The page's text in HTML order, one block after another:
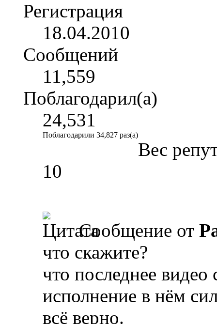
Регистрация
18.04.2010
Сообщений
11,559
Поблагодарил(а)
24,531
Поблагодарили 34,827 раз(а)
Вес
10
Сообщение от
что скажите?
что последнее видео
исполнение в нём
всё верно.